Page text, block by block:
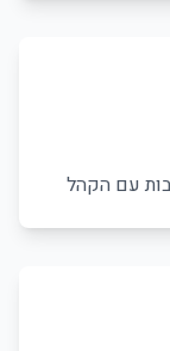
עם הקהל